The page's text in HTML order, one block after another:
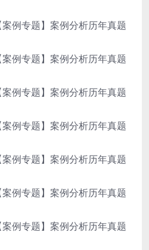
例专题】案例分析历年真题
例专题】案例分析历年真题
例专题】案例分析历年真题
例专题】案例分析历年真题
例专题】案例分析历年真题
例专题】案例分析历年真题
例专题】案例分析历年真题